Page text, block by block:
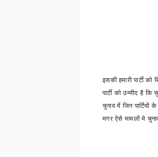
इसकी हमारी पार्टी
पार्टी को उम्मीद है
चुनाव में जिन
मगर ऐसे मामलों मे